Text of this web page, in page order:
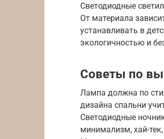
Светодиодные
От материала
устанавливать в
экологичностью и
Советы по
Лампа должна по
дизайна спальни
Светодиодные
минимализм, хай-